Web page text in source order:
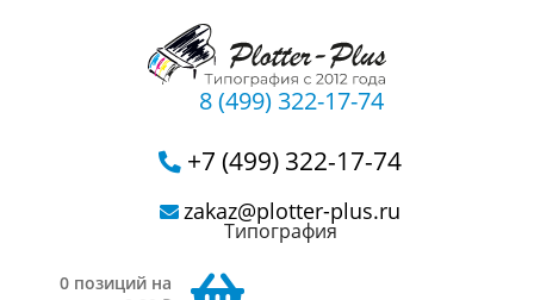
8 (499) 322-17-74
+7 (499) 322-17-74
zakaz@plotter-plus.ru
Типография
0 позиций на